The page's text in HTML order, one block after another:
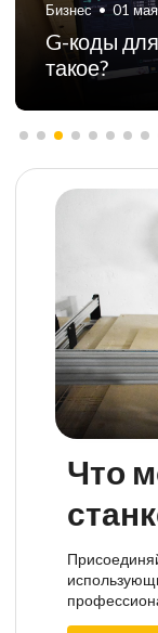
Бизнес • 01
G-коды
такое?
Что